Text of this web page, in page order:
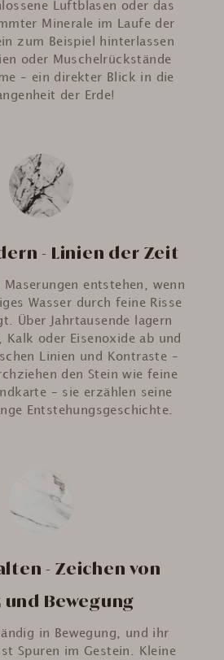
Luftblasen oder das
Minerale im Laufe der
zum Beispiel hinterlassen
oder Muschelrückstände
– ein direkter Blick in die
der Erde!
- Linien der Zeit
Maserungen entstehen, wenn
Wasser durch feine Risse
Über Jahrtausende lagern
oder Eisenoxide ab und
Linien und Kontraste –
den Stein wie feine
– sie erzählen seine
Entstehungsgeschichte.
- Zeichen von
und Bewegung
in Bewegung, und ihr
Spuren im Gestein. Kleine